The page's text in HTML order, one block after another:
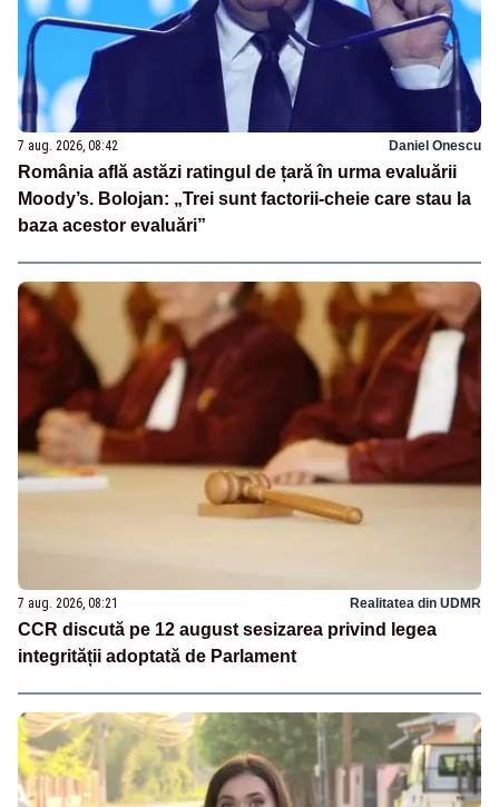
7 aug. 2026, 08:42 Daniel Onescu
România află astăzi ratingul de țară în urma evaluării
Moody’s. Bolojan: „Trei sunt factorii-cheie care stau la
baza acestor evaluări”
7 aug. 2026, 08:21 Realitatea din UDMR
CCR discută pe 12 august sesizarea privind legea
integrității adoptată de Parlament